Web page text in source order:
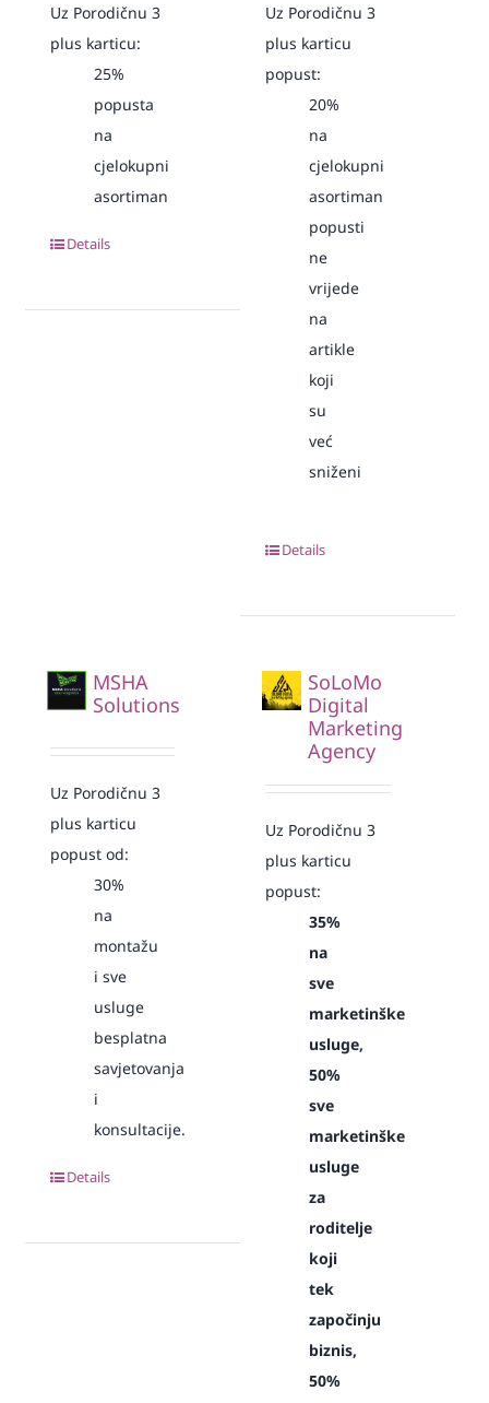
Uz Porodičnu 3
plus karticu:
25%
popusta
na
cjelokupni
asortiman
Details
Uz Porodičnu 3
plus karticu
popust:
20%
na
cjelokupni
asortiman
popusti
ne
vrijede
na
artikle
koji
su
već
sniženi
Details
MSHA
Solutions
Uz Porodičnu 3
plus karticu
popust od:
30%
na
montažu
i sve
usluge
besplatna
savjetovanja
i
konsultacije.
Details
SoLoMo
Digital
Marketing
Agency
Uz Porodičnu 3
plus karticu
popust:
35%
na
sve
marketinške
usluge,
50%
sve
marketinške
usluge
za
roditelje
koji
tek
započinju
biznis,
50%